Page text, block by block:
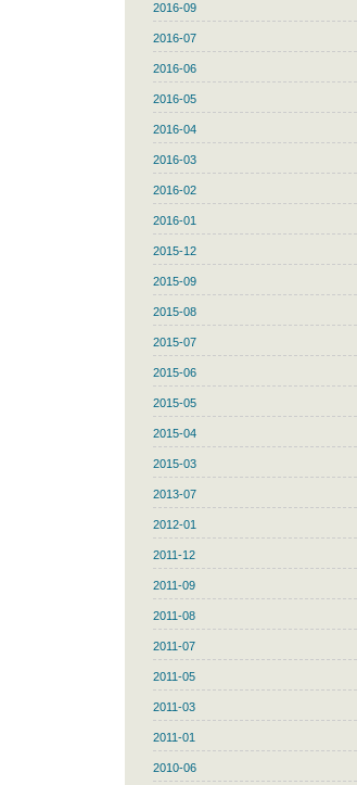
2016-09
2016-07
2016-06
2016-05
2016-04
2016-03
2016-02
2016-01
2015-12
2015-09
2015-08
2015-07
2015-06
2015-05
2015-04
2015-03
2013-07
2012-01
2011-12
2011-09
2011-08
2011-07
2011-05
2011-03
2011-01
2010-06